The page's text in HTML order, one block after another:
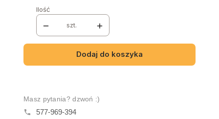
Ilość
szt.
Dodaj do koszyka
Masz pytania? dzwoń :)
577-969-394